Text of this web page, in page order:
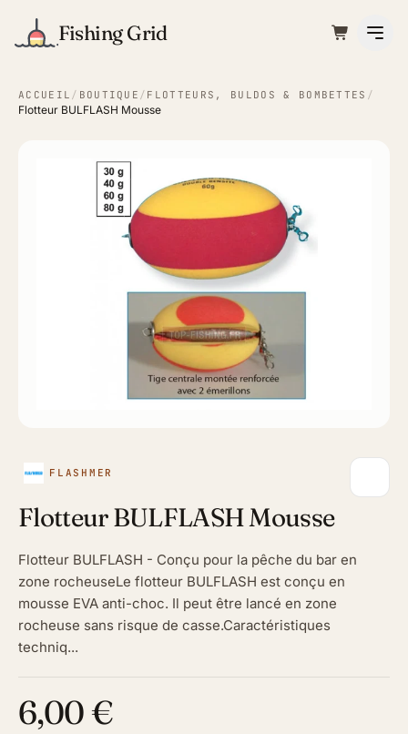
Fishing Grid
ACCUEIL / BOUTIQUE / FLOTTEURS, BULDOS & BOMBETTES /
Flotteur BULFLASH Mousse
FLASHMER
Flotteur BULFLASH Mousse
Flotteur BULFLASH - Conçu pour la pêche du bar en
zone rocheuseLe flotteur BULFLASH est conçu en
mousse EVA anti-choc. Il peut être lancé en zone
rocheuse sans risque de casse.Caractéristiques
techniq...
6,00 €